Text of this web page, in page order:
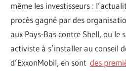
même les investisseurs :
procès gagné par des
aux Pays-Bas contre Shell, ou le
activiste à s’installer au conseil
d’ExxonMobil, en sontdes